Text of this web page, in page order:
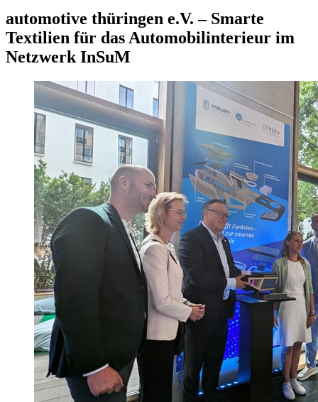
automotive thüringen e.V. – Smarte
Textilien für das Automobilinterieur im
Netzwerk InSuM